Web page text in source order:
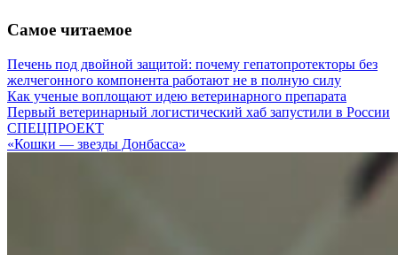
Самое читаемое
Печень под двойной защитой: почему гепатопротекторы без
желчегонного компонента работают не в полную силу
Как ученые воплощают идею ветеринарного препарата
Первый ветеринарный логистический хаб запустили в России
СПЕЦПРОЕКТ
«Кошки — звезды Донбасса»